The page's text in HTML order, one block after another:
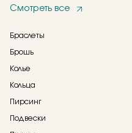
Смотреть все
Браслеты
Брошь
Колье
Кольца
Пирсинг
Подвески